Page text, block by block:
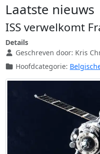
Laatste nieuws
ISS verwelkomt
Details
Geschreven door: Kris
Hoofdcategorie: